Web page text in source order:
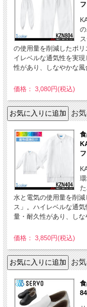
の使用量を削減したポ
イレベルな通気性を実
性があり、しなやかな風
価格： 3,080円(税込)
お
水と電気の使用量を削
ス」。ハイレベルな通
量・耐久性があり、しな
価格： 3,850円(税込)
お